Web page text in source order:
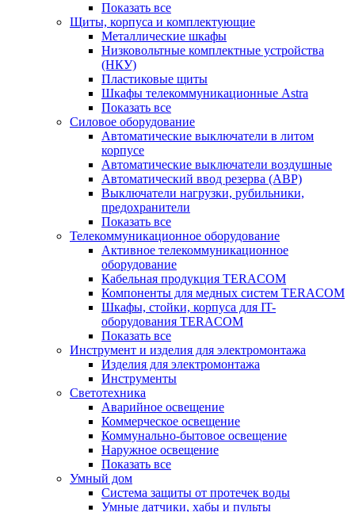
Показать все
Щиты, корпуса и комплектующие
Металлические шкафы
Низковольтные комплектные устройства
(НКУ)
Пластиковые щиты
Шкафы телекоммуникационные Astra
Показать все
Силовое оборудование
Автоматические выключатели в литом
корпусе
Автоматические выключатели воздушные
Автоматический ввод резерва (АВР)
Выключатели нагрузки, рубильники,
предохранители
Показать все
Телекоммуникационное оборудование
Активное телекоммуникационное
оборудование
Кабельная продукция TERACOM
Компоненты для медных систем TERACOM
Шкафы, стойки, корпуса для IT-
оборудования TERACOM
Показать все
Инструмент и изделия для электромонтажа
Изделия для электромонтажа
Инструменты
Светотехника
Аварийное освещение
Коммерческое освещение
Коммунально-бытовое освещение
Наружное освещение
Показать все
Умный дом
Система защиты от протечек воды
Умные датчики, хабы и пульты